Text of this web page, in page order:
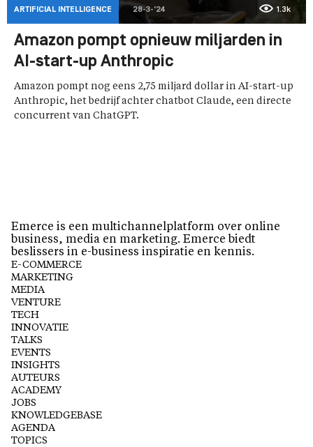
ARTIFICIAL INTELLIGENCE 28-3-'24 1.3k
Amazon pompt opnieuw miljarden in
AI-start-up Anthropic
Amazon pompt nog eens 2,75 miljard dollar in AI-start-up
Anthropic, het bedrijf achter chatbot Claude, een directe
concurrent van ChatGPT.
Emerce is een multichannelplatform over online
business, media en marketing. Emerce biedt
beslissers in e-business inspiratie en kennis.
E-COMMERCE
MARKETING
MEDIA
VENTURE
TECH
INNOVATIE
TALKS
EVENTS
INSIGHTS
AUTEURS
ACADEMY
JOBS
KNOWLEDGEBASE
AGENDA
TOPICS